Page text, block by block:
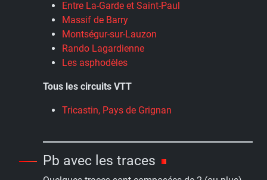
Entre La-Garde et Saint-Paul
Massif de Barry
Montségur-sur-Lauzon
Rando Lagardienne
Les asphodèles
Tous les circuits VTT
Tricastin, Pays de Grignan
Pb avec les traces